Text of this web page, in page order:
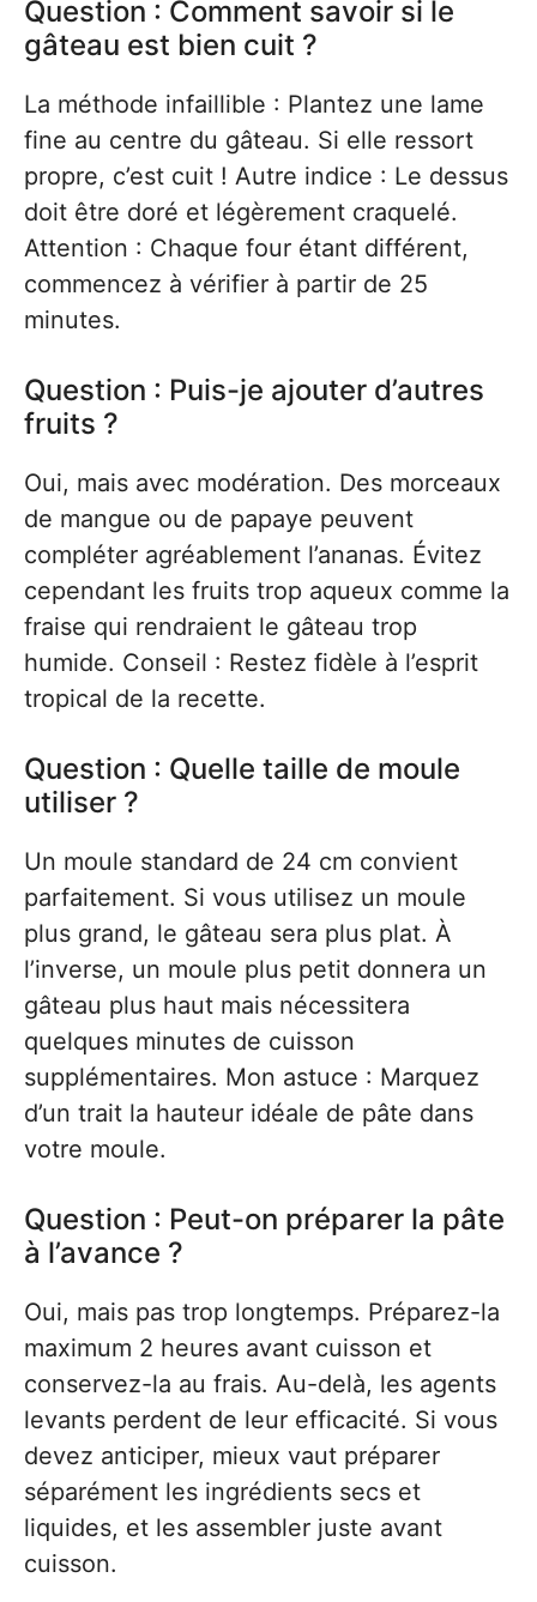
Question : Comment savoir si le
gâteau est bien cuit ?
La méthode infaillible : Plantez une lame
fine au centre du gâteau. Si elle ressort
propre, c’est cuit ! Autre indice : Le dessus
doit être doré et légèrement craquelé.
Attention : Chaque four étant différent,
commencez à vérifier à partir de 25
minutes.
Question : Puis-je ajouter d’autres
fruits ?
Oui, mais avec modération. Des morceaux
de mangue ou de papaye peuvent
compléter agréablement l’ananas. Évitez
cependant les fruits trop aqueux comme la
fraise qui rendraient le gâteau trop
humide. Conseil : Restez fidèle à l’esprit
tropical de la recette.
Question : Quelle taille de moule
utiliser ?
Un moule standard de 24 cm convient
parfaitement. Si vous utilisez un moule
plus grand, le gâteau sera plus plat. À
l’inverse, un moule plus petit donnera un
gâteau plus haut mais nécessitera
quelques minutes de cuisson
supplémentaires. Mon astuce : Marquez
d’un trait la hauteur idéale de pâte dans
votre moule.
Question : Peut-on préparer la pâte
à l’avance ?
Oui, mais pas trop longtemps. Préparez-la
maximum 2 heures avant cuisson et
conservez-la au frais. Au-delà, les agents
levants perdent de leur efficacité. Si vous
devez anticiper, mieux vaut préparer
séparément les ingrédients secs et
liquides, et les assembler juste avant
cuisson.